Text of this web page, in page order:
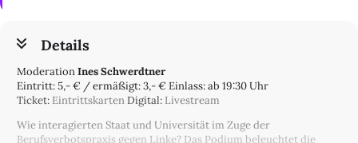
Details
ModerationInes Schwerdtner
Eintritt: 5,- € / ermäßigt: 3,- € Einlass: ab 19:30 Uhr
Ticket: EintrittskartenDigital: Livestream
Wie interagierten Staat und Universität im Zuge der
Berufsverbotspraxis gegen Linke? Das Podium beleuchtet die